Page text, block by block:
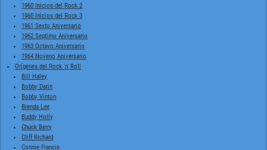
1960 Inicios del Rock 2
1960 Inicios del Rock 3
1961 Sexto Aniversario
1962 Septimo Aniversario
1963 Octavo Aniversario
1964 Noveno Aniversario
Orígenes del Rock 'n' Roll
Bill Haley
Bobby Darin
Bobby Vinton
Brenda Lee
Buddy Holly
Chuck Berry
Cliff Richard
Connie Francis